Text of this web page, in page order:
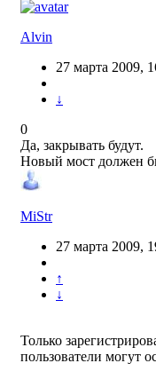
Alvin
27 марта 2009,
↓
0
Да, закрывать будут.
Новый мост должен
MiStr
27 марта 2009,
↑
↓
Только
пользователи могут